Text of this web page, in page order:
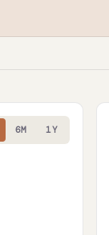
6M 1Y